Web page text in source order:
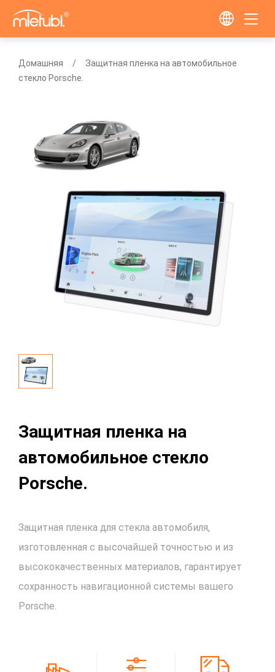
Домашняя
Защитная пленка на автомобильное
стекло Porsche.
Защитная пленка на
автомобильное стекло
Porsche.
Защитная пленка для стекла автомобиля,
изготовленная с высочайшей точностью и из
высококачественных материалов, гарантирует
сохранность навигационной системы вашего
Porsche.